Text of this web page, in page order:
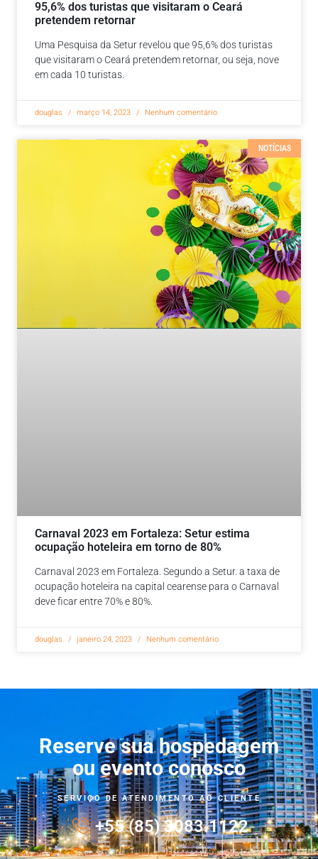
95,6% dos turistas que visitaram o Ceará
pretendem retornar
Uma Pesquisa da Setur revelou que 95,6% dos turistas
que visitaram o Ceará pretendem retornar, ou seja, nove
em cada 10 turistas.
douglas março 14, 2023 Nenhum comentário
NOTÍCIAS
Carnaval 2023 em Fortaleza: Setur estima
ocupação hoteleira em torno de 80%
Carnaval 2023 em Fortaleza. Segundo a Setur. a taxa de
ocupação hoteleira na capital cearense para o Carnaval
deve ficar entre 70% e 80%.
douglas janeiro 24, 2023 Nenhum comentário
Reserve sua hospedagem
ou evento conosco
SERVIÇO DE ATENDIMENTO AO CLIENTE
+55 (85) 3083.1122